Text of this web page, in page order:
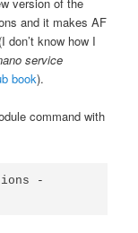
and it makes AF
don’t know how I
service
book).
command with